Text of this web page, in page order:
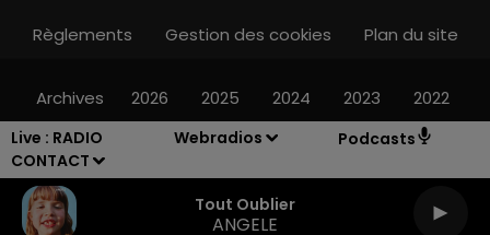
Live : RADIO
CONTACT
Webradios Podcasts
Tout Oublier
ANGELE
Règlements
Gestion des cookies Plan du site
Archives 2026 2025 2024 2023 2022